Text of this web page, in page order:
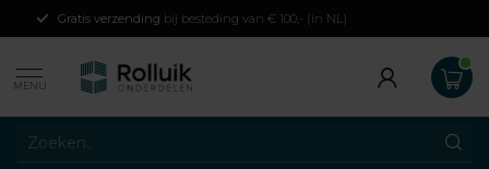
Gratis verzending bij besteding van € 100,- (in NL)
MENU